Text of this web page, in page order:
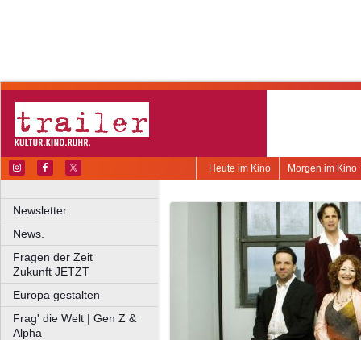
Morgen im Kino
Heute im Kino
Newsletter.
News.
Fragen der Zeit
Zukunft JETZT
Europa gestalten
Frag' die Welt | Gen Z &
Alpha